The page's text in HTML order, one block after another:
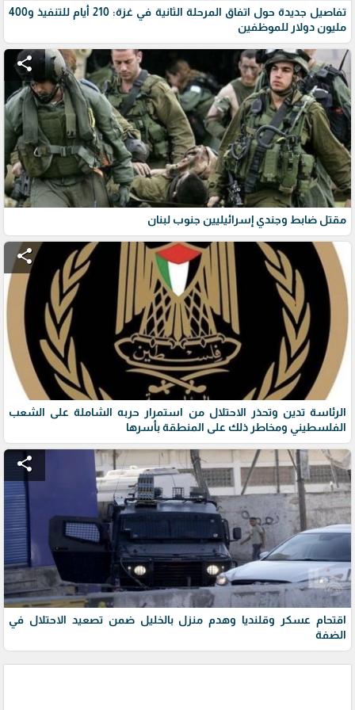
تفاصيل جديدة حول اتفاق المرحلة الثانية في غزة: 210 أيام للتنفيذ و400
مليون دولار للموظفين
share
مقتل ضابط وجندي إسرائيليين جنوب لبنان
share
الرئاسة تدين وتحذر الاحتلال من استمرار حربه الشاملة على الشعب
الفلسطيني ومخاطر ذلك على المنطقة بأسرها
share
اقتحام عسكر وقلنديا وهدم منزل بالخليل ضمن تصعيد الاحتلال في
الضفة